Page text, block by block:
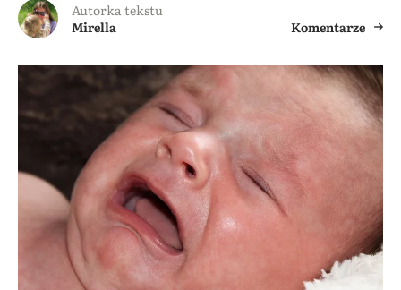
Autorka tekstu
Mirella
Komentarze